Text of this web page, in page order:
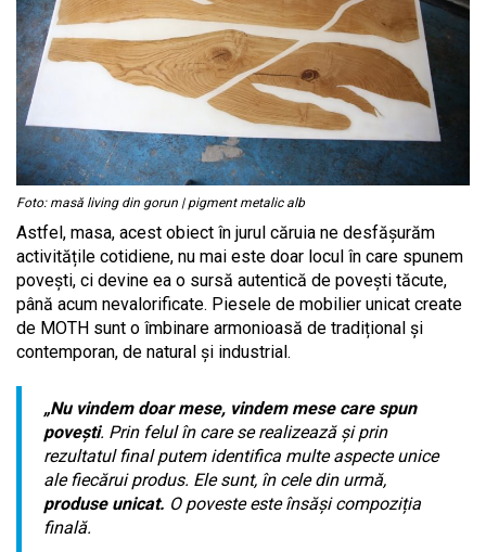
Foto: masă living din gorun | pigment metalic alb
Astfel, masa, acest obiect în jurul căruia ne desfășurăm
activitățile cotidiene, nu mai este doar locul în care spunem
povești, ci devine ea o sursă autentică de povești tăcute,
până acum nevalorificate. Piesele de mobilier unicat create
de MOTH sunt o îmbinare armonioasă de tradițional și
contemporan, de natural și industrial.
„Nu vindem doar mese, vindem mese care spun
povești. Prin felul în care se realizează și prin
rezultatul final putem identifica multe aspecte unice
ale fiecărui produs. Ele sunt, în cele din urmă,
produse unicat. O poveste este însăși compoziția
finală.